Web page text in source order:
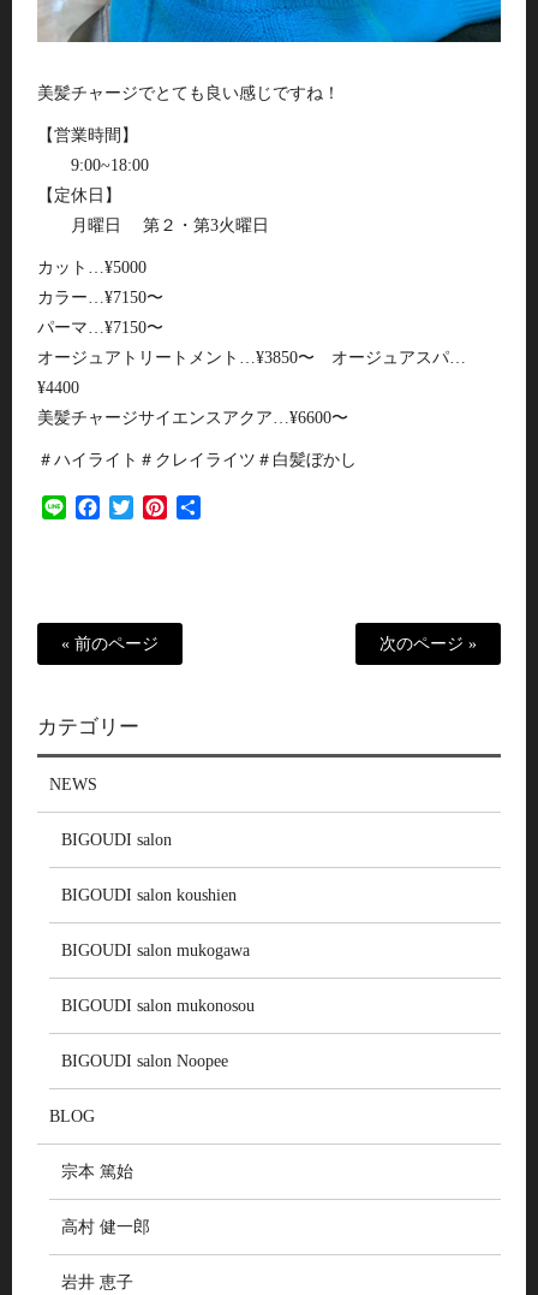
美髪チャージでとても良い感じですね！
【営業時間】
9:00~18:00
【定休日】
月曜日 第２・第3火曜日
カット…¥5000
カラー…¥7150〜
パーマ…¥7150〜
オージュアトリートメント…¥3850〜 オージュアスパ…
¥4400
美髪チャージサイエンスアクア…¥6600〜
＃ハイライト＃クレイライツ＃白髪ぼかし
Line FacebookTwitterPinterest
« 前のページ 次のページ »
カテゴリー
NEWS
BIGOUDI salon
BIGOUDI salon koushien
BIGOUDI salon mukogawa
BIGOUDI salon mukonosou
BIGOUDI salon Noopee
BLOG
宗本 篤始
高村 健一郎
岩井 恵子